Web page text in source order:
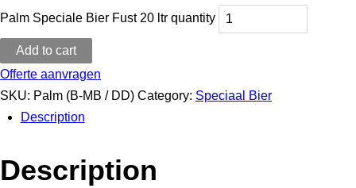
Palm Speciale Bier Fust 20 ltr quantity
Add to cart
Offerte aanvragen
SKU: Palm (B-MB / DD) Category: Speciaal Bier
Description
Description